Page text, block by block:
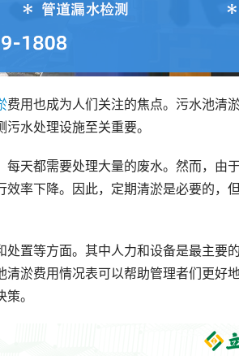
费用也成为人们关注的焦点。污水池清
水处理设施至关重要。
天都需要处理大量的废水。然而，由
率下降。因此，定期清淤是必要的，
置等方面。其中人力和设备是最主要
淤费用情况表可以帮助管理者们更好
。